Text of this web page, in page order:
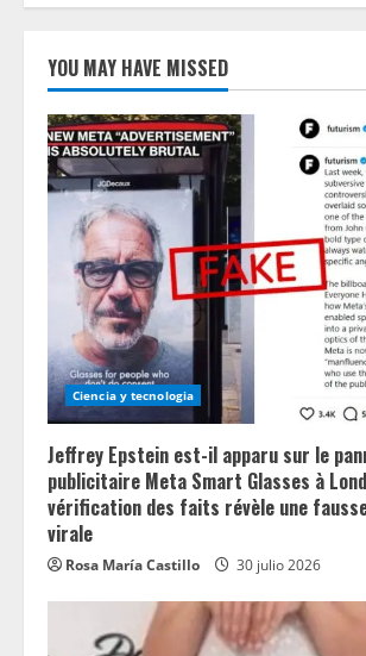
YOU MAY HAVE MISSED
Ciencia y tecnologia
Jeffrey Epstein est-il apparu sur le
publicitaire Meta Smart Glasses à
vérification des faits révèle une
virale
Rosa María Castillo 30 julio 2026